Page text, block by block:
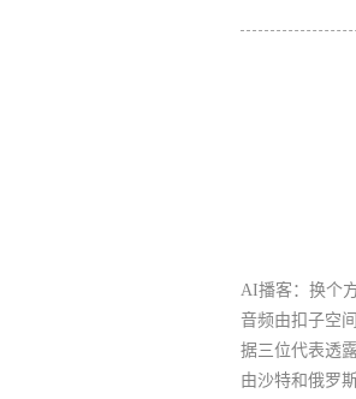
AI播客：换个
音频由扣子空
据三位代表透
由沙特和俄罗